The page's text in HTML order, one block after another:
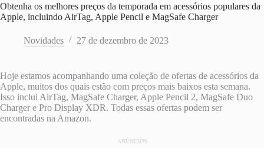
Obtenha os melhores preços da temporada em acessórios populares da
Apple, incluindo AirTag, Apple Pencil e MagSafe Charger
Novidades 27 de dezembro de 2023
Hoje estamos acompanhando uma coleção de ofertas de acessórios da
Apple, muitos dos quais estão com preços mais baixos esta semana.
Isso inclui AirTag, MagSafe Charger, Apple Pencil 2, MagSafe Duo
Charger e Pro Display XDR. Todas essas ofertas podem ser
encontradas na Amazon.
ANÚNCIOS